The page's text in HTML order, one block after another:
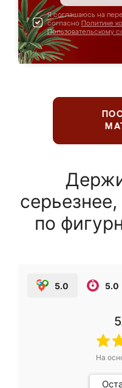
Я соглашаюсь на
согласно Политике
Пользовательскому
по
5.0 5.0
На